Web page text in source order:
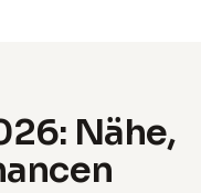
Nähe,